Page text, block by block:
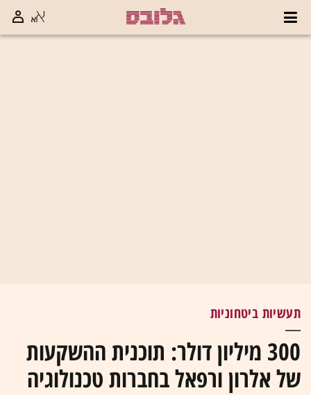
תעשיות ביטחוניות
300 מיליון דולר: תוכנית ההשקעות
של אלרון ורפאל בחברות טכנולוגיה